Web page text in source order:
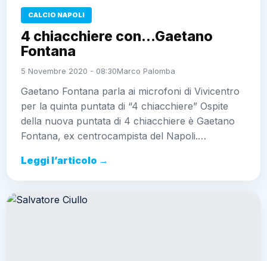
CALCIO NAPOLI
4 chiacchiere con…Gaetano
Fontana
5 Novembre 2020 - 08:30Marco Palomba
Gaetano Fontana parla ai microfoni di Vivicentro
per la quinta puntata di “4 chiacchiere” Ospite
della nuova puntata di 4 chiacchiere è Gaetano
Fontana, ex centrocampista del Napoli.…
Leggi l’articolo →